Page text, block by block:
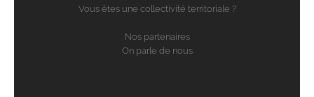
Vous êtes une collectivité territoriale ?
Nos partenaires
On parle de nous